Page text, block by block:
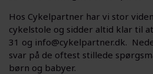
Hos Cykelpartner har vi stor
cykelstole og sidder altid klar til
31 og info@cykelpartner.dk.
svar på de oftest stillede
børn og babyer.